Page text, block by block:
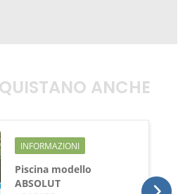
ANCHE
INFORMAZIONI
Piscina modello
ABSOLUT